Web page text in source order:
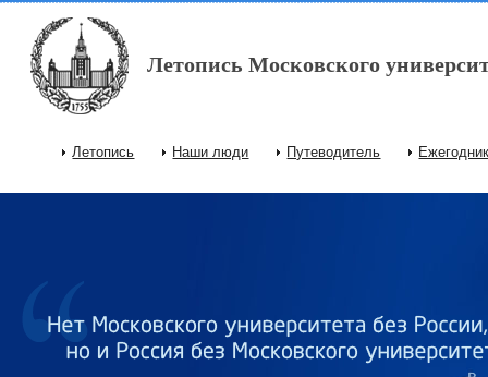
Перейти к основному содержанию
Летопись Московского
Главное меню
Летопись Наши люди Путеводитель